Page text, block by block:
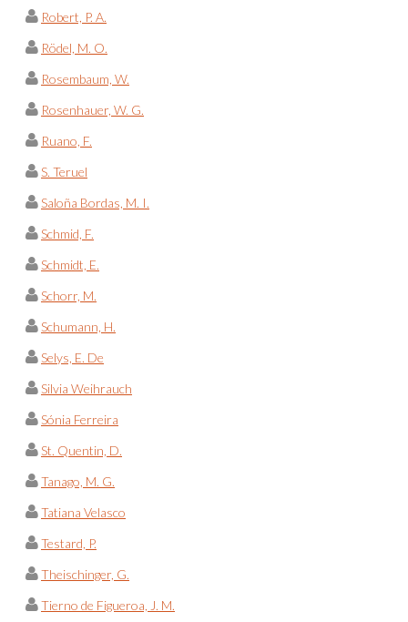
Robert, P. A.
Rödel, M. O.
Rosembaum, W.
Rosenhauer, W. G.
Ruano, F.
S. Teruel
Saloña Bordas, M. I.
Schmid, F.
Schmidt, E.
Schorr, M.
Schumann, H.
Selys, E. De
Silvia Weihrauch
Sónia Ferreira
St. Quentin, D.
Tanago, M. G.
Tatiana Velasco
Testard, P.
Theischinger, G.
Tierno de Figueroa, J. M.